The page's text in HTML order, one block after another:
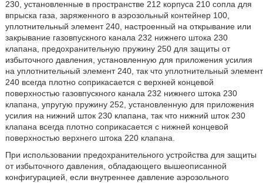
230, установленные в пространстве 212 корпуса 210 сопла для
впрыска газа, заряженного в аэрозольный контейнер 100,
уплотнительный элемент 240, настроенный на открывание или
закрывание газовпускного канала 232 нижнего штока 230
клапана, предохранительную пружину 250 для защиты от
избыточного давления, установленную для приложения усилия
на уплотнительный элемент 240, так что уплотнительный элемент
240 всегда плотно соприкасается с верхней концевой
поверхностью газовпускного канала 232 нижнего штока 230
клапана, упругую пружину 252, установленную для приложения
усилия на нижний шток 230 клапана, так что нижний шток 230
клапана всегда плотно соприкасается с нижней концевой
поверхностью верхнего штока 220 клапана.
При использовании предохранительного устройства для защиты
от избыточного давления, обладающего вышеописанной
конфигурацией, если внутреннее давление аэрозольного